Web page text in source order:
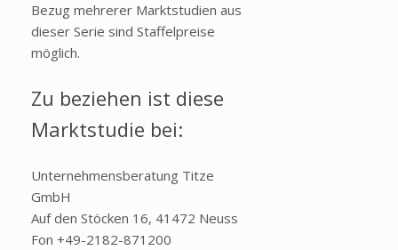
Bezug mehrerer Marktstudien aus
dieser Serie sind Staffelpreise
möglich.
Zu beziehen ist diese
Marktstudie bei:
Unternehmensberatung Titze
GmbH
Auf den Stöcken 16, 41472 Neuss
Fon +49-2182-871200